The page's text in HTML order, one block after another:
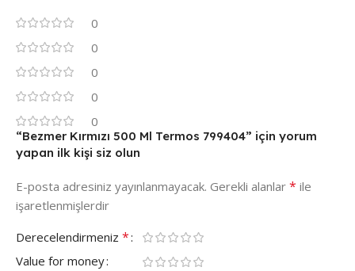
0
0
0
0
0
“Bezmer Kırmızı 500 Ml Termos 799404” için yorum
yapan ilk kişi siz olun
E-posta adresiniz yayınlanmayacak. Gerekli alanlar * ile
işaretlenmişlerdir
Derecelendirmeniz *
Value for money